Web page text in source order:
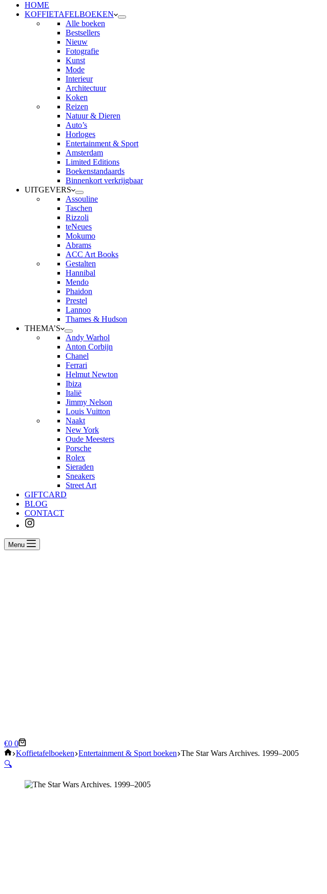
HOME
KOFFIETAFELBOEKEN
Alle boeken
Bestsellers
Nieuw
Fotografie
Kunst
Mode
Interieur
Architectuur
Koken
Reizen
Natuur & Dieren
Auto’s
Horloges
Entertainment & Sport
Amsterdam
Limited Editions
Boekenstandaards
Binnenkort verkrijgbaar
UITGEVERS
Assouline
Taschen
Rizzoli
teNeues
Mokumo
Abrams
ACC Art Books
Gestalten
Hannibal
Mendo
Phaidon
Prestel
Lannoo
Thames & Hudson
THEMA’S
Andy Warhol
Anton Corbijn
Chanel
Ferrari
Helmut Newton
Ibiza
Italië
Jimmy Nelson
Louis Vuitton
Naakt
New York
Oude Meesters
Porsche
Rolex
Sieraden
Sneakers
Street Art
GIFTCARD
BLOG
CONTACT
Menu
Winkelwagen
€0 0
Home
Koffietafelboeken Entertainment & Sport boeken The Star Wars Archives. 1999–2005
🔍